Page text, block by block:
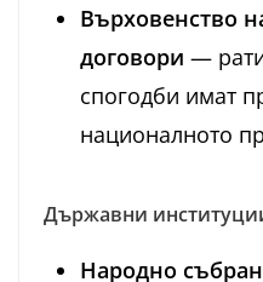
Върховенство
договори —
спогодби имат
националното
Държавни
Народно